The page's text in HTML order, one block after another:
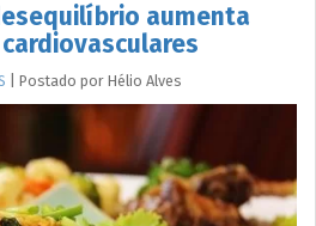
aumenta
Postado por Hélio Alves